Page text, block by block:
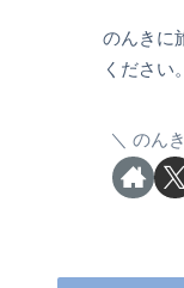
のんきに
ください。
のん